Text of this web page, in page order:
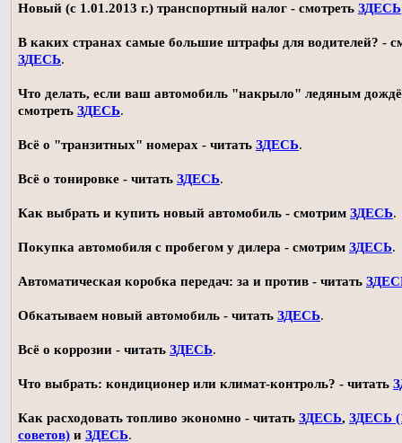
Новый (с 1.01.2013 г.) транспортный налог - смотреть ЗДЕСЬ
В каких странах самые большие штрафы для водителей? -
ЗДЕСЬ.
Что делать, если ваш автомобиль "накрыло" ледяным
смотреть ЗДЕСЬ.
Всё о "транзитных" номерах - читать ЗДЕСЬ.
Всё о тонировке - читать ЗДЕСЬ.
Как выбрать и купить новый автомобиль - смотрим ЗДЕСЬ.
Покупка автомобиля с пробегом у дилера - смотрим ЗДЕСЬ.
Автоматическая коробка передач: за и против - читать
Обкатываем новый автомобиль - читать ЗДЕСЬ.
Всё о коррозии - читать ЗДЕСЬ.
Что выбрать: кондиционер или климат-контроль? - читать
Как расходовать топливо экономно - читать ЗДЕСЬ, ЗДЕСЬ
советов) и ЗДЕСЬ.